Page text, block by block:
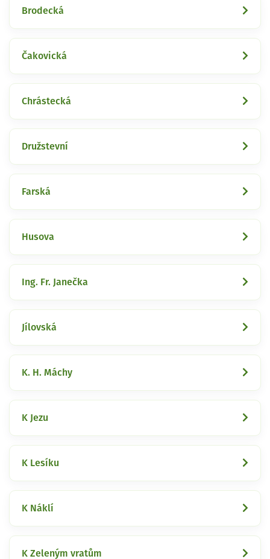
Brodecká
Čakovická
Chrástecká
Družstevní
Farská
Husova
Ing. Fr. Janečka
Jílovská
K. H. Máchy
K Jezu
K Lesíku
K Náklí
K Zeleným vratům